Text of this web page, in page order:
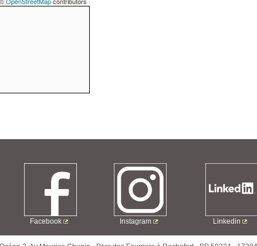
Facebook Instagram Linkedin